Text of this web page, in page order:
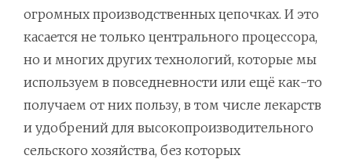
огромных производственных цепочках. И это
касается не только центрального процессора,
но и многих других технологий, которые мы
используем в повседневности или ещё как-то
получаем от них пользу, в том числе лекарств
и удобрений для высокопроизводительного
сельского хозяйства, без которых